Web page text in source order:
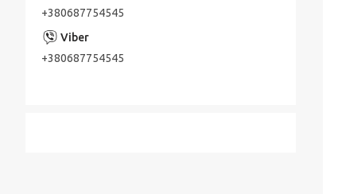
+380687754545
+380687754545